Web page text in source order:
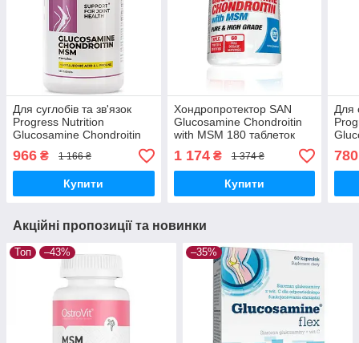
Для суглобів та зв'язок
Progress Nutrition
Glucosamine Chondroitin
MSM Complex + Hyaluronic
Acid 120 таблеток
966 ₴ 1 166 ₴
Купити
Хондропротектор SAN
Glucosamine Chondroitin
with MSM 180 таблеток
1 174₴ 1 374 ₴
Купити
Для
Acid
780
Акційні пропозиції та новинки
Топ –43% –35%